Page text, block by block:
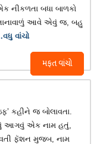
મફત વાંચો
નીકળતા બધા બાળકો
આવે એવું જ, બહુ
વાંચો
કહીને જ બોલાવતા.
આગવું એક નામ હતું,
ફૅશન મુજબ, નામ